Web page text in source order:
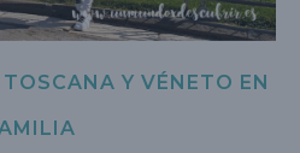
Y VÉNETO EN